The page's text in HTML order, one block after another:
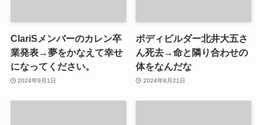
ClariSメンバーのカレン卒
業発表→夢をかなえて幸せ
になってください。
2024年9月1日
ボディビルダー北井大五さ
ん死去→命と隣り合わせの
体をなんだな
2024年8月21日